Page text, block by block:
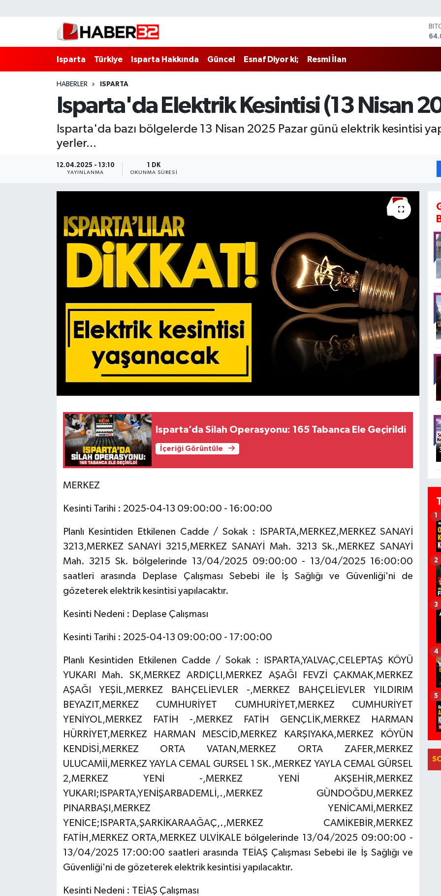
Isparta Türkiye Isparta Hakkında Güncel Esnaf Diyor ki; Resmi İlan
HABERLER ISPARTA
Isparta'da Elektrik Kesintisi (13 Nisan
Isparta'da bazı bölgelerde 13 Nisan 2025 Pazar günü elektrik kesintisi
yerler...
12.04.2025 - 13:10
YAYINLANMA
1 DK
OKUNMA SÜRESI
Isparta’da Silah Operasyonu: 165 Tabanca Ele Geçirildi
İçeriği Görüntüle
MERKEZ
Kesinti Tarihi : 2025-04-13 09:00:00 - 16:00:00
Planlı Kesintiden Etkilenen Cadde / Sokak : ISPARTA,MERKEZ,MERKEZ SANAYİ
3213,MERKEZ SANAYİ 3215,MERKEZ SANAYİ Mah. 3213 Sk.,MERKEZ SANAYİ
Mah. 3215 Sk. bölgelerinde 13/04/2025 09:00:00 - 13/04/2025 16:00:00
saatleri arasında Deplase Çalışması Sebebi ile İş Sağlığı ve Güvenliği'ni de
gözeterek elektrik kesintisi yapılacaktır.
Kesinti Nedeni : Deplase Çalışması
Kesinti Tarihi : 2025-04-13 09:00:00 - 17:00:00
Planlı Kesintiden Etkilenen Cadde / Sokak : ISPARTA,YALVAÇ,CELEPTAŞ KÖYÜ
YUKARI Mah. SK,MERKEZ ARDIÇLI,MERKEZ AŞAĞI FEVZİ ÇAKMAK,MERKEZ
AŞAĞI YEŞİL,MERKEZ BAHÇELİEVLER -,MERKEZ BAHÇELİEVLER YILDIRIM
BEYAZIT,MERKEZ CUMHURİYET CUMHURİYET,MERKEZ CUMHURİYET
YENİYOL,MERKEZ FATİH -,MERKEZ FATİH GENÇLİK,MERKEZ HARMAN
HÜRRİYET,MERKEZ HARMAN MESCİD,MERKEZ KARŞIYAKA,MERKEZ KÖYÜN
KENDİSİ,MERKEZ ORTA VATAN,MERKEZ ORTA ZAFER,MERKEZ
ULUCAMİİ,MERKEZ YAYLA CEMAL GURSEL 1 SK.,MERKEZ YAYLA CEMAL GÜRSEL
2,MERKEZ YENİ -,MERKEZ YENİ AKŞEHİR,MERKEZ
YUKARI;ISPARTA,YENİŞARBADEMLİ,.,MERKEZ GÜNDOĞDU,MERKEZ
PINARBAŞI,MERKEZ YENİCAMİ,MERKEZ
YENİCE;ISPARTA,ŞARKİKARAAĞAÇ,.,MERKEZ CAMİKEBİR,MERKEZ
FATİH,MERKEZ ORTA,MERKEZ ULVİKALE bölgelerinde 13/04/2025 09:00:00 -
13/04/2025 17:00:00 saatleri arasında TEİAŞ Çalışması Sebebi ile İş Sağlığı ve
Güvenliği'ni de gözeterek elektrik kesintisi yapılacaktır.
Kesinti Nedeni : TEİAŞ Çalışması
1
2
3
4
5
Isparta Hakkında
Esnaf Diyor ki;
BİLİM VE TEKNOLOJİ
EĞİTİM
HABERDE İNSAN
KÜLTÜR SANAT
Tarihi Yapılarımız
Teknoloji
Isparta Nöbetçi Eczaneler
Isparta Hava Durumu
Isparta Trafik Yoğunluk Haritası
Süper Lig Puan Durumu ve Fikstür
Tüm Manşetler
Son Dakika Haberleri